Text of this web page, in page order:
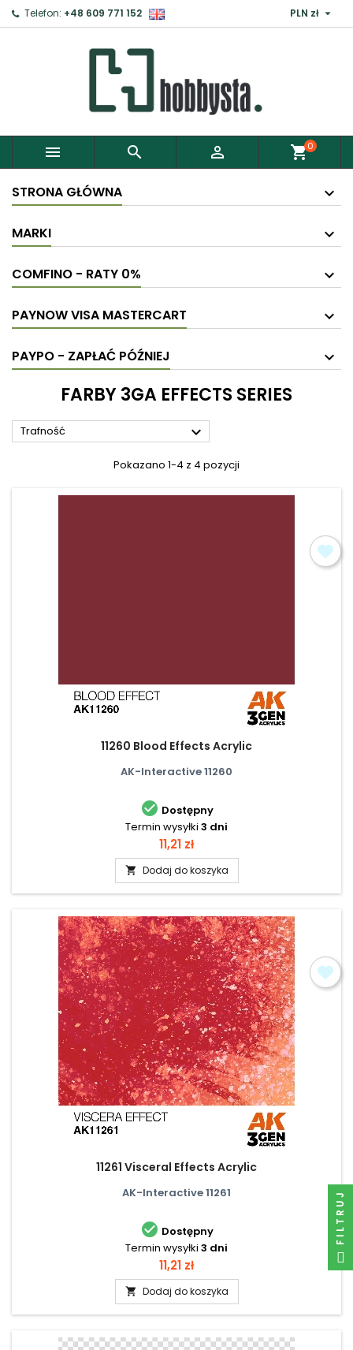
Telefon: +48 609 771 152 PLN zł 
   shopping_cart0
STRONA GŁÓWNA
MARKI
COMFINO - RATY 0%
PAYNOW VISA MASTERCART
PAYPO - ZAPŁAĆ PÓŹNIEJ
FARBY 3GA EFFECTS SERIES
Trafność 
Pokazano 1-4 z 4 pozycji
11260 Blood Effects Acrylic
AK-Interactive 11260
 Dostępny
Termin wysyłki 3 dni
Cena
11,21 zł
 Dodaj do koszyka
11261 Visceral Effects Acrylic
AK-Interactive 11261
 Dostępny
Termin wysyłki 3 dni
Cena
11,21 zł
 Dodaj do koszyka
Zaloguj ×
Aby zapisać produkty do Schowka, musisz się
Anuluj Zaloguj
FILTRUJ